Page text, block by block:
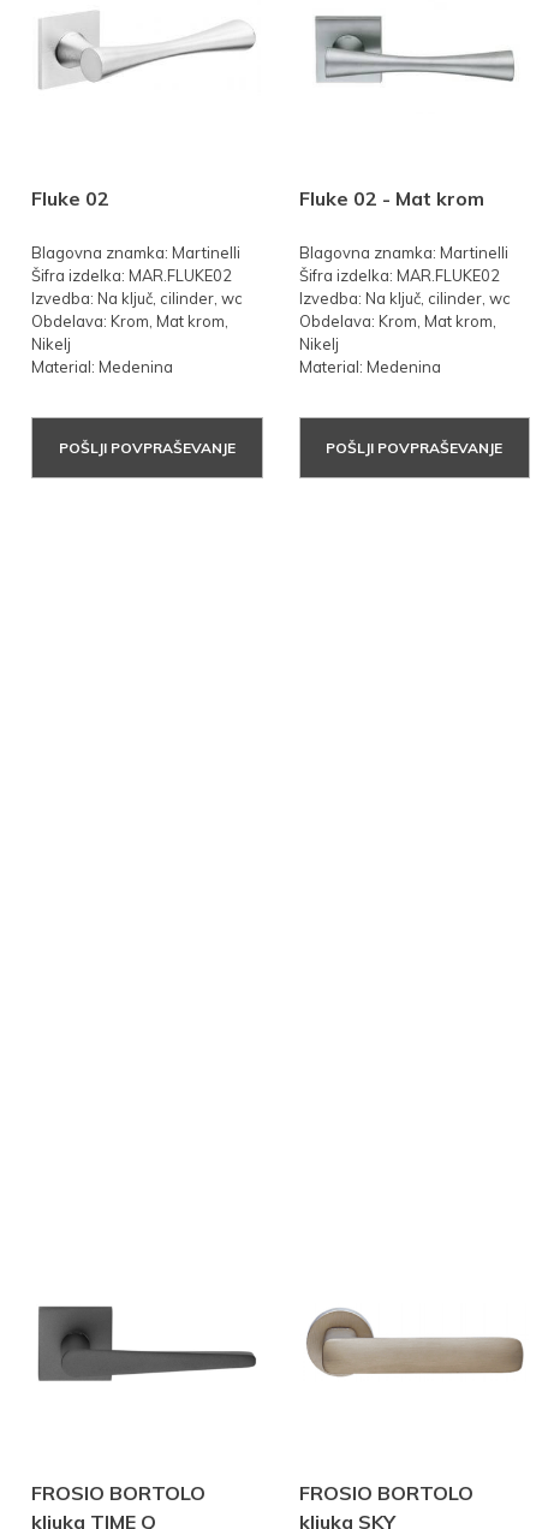
Fluke 02
Blagovna znamka: Martinelli
Šifra izdelka: MAR.FLUKE02
Izvedba: Na ključ, cilinder, wc
Obdelava: Krom, Mat krom,
Nikelj
Material: Medenina
POŠLJI POVPRAŠEVANJE
Fluke 02 - Mat krom
Blagovna znamka: Martinelli
Šifra izdelka: MAR.FLUKE02
Izvedba: Na ključ, cilinder, wc
Obdelava: Krom, Mat krom,
Nikelj
Material: Medenina
POŠLJI POVPRAŠEVANJE
FROSIO BORTOLO
kljuka TIME Q
FROSIO BORTOLO
kljuka SKY